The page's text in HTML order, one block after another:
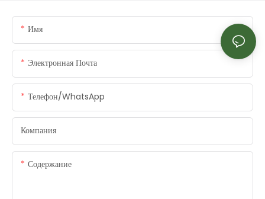
Имя
Электронная Почта
Телефон/WhatsApp
Компания
Содержание